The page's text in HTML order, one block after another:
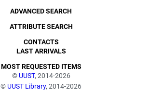
© UUST, 2014-2026
© UUST Library, 2014-2026
ADVANCED SEARCH
ATTRIBUTE SEARCH
CONTACTS
LAST ARRIVALS
MOST REQUESTED ITEMS